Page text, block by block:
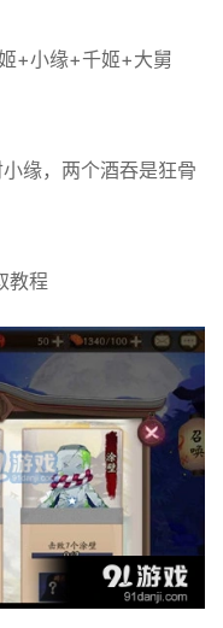
+小缘+千姬+大舅
缘，两个酒吞是狂骨
教程